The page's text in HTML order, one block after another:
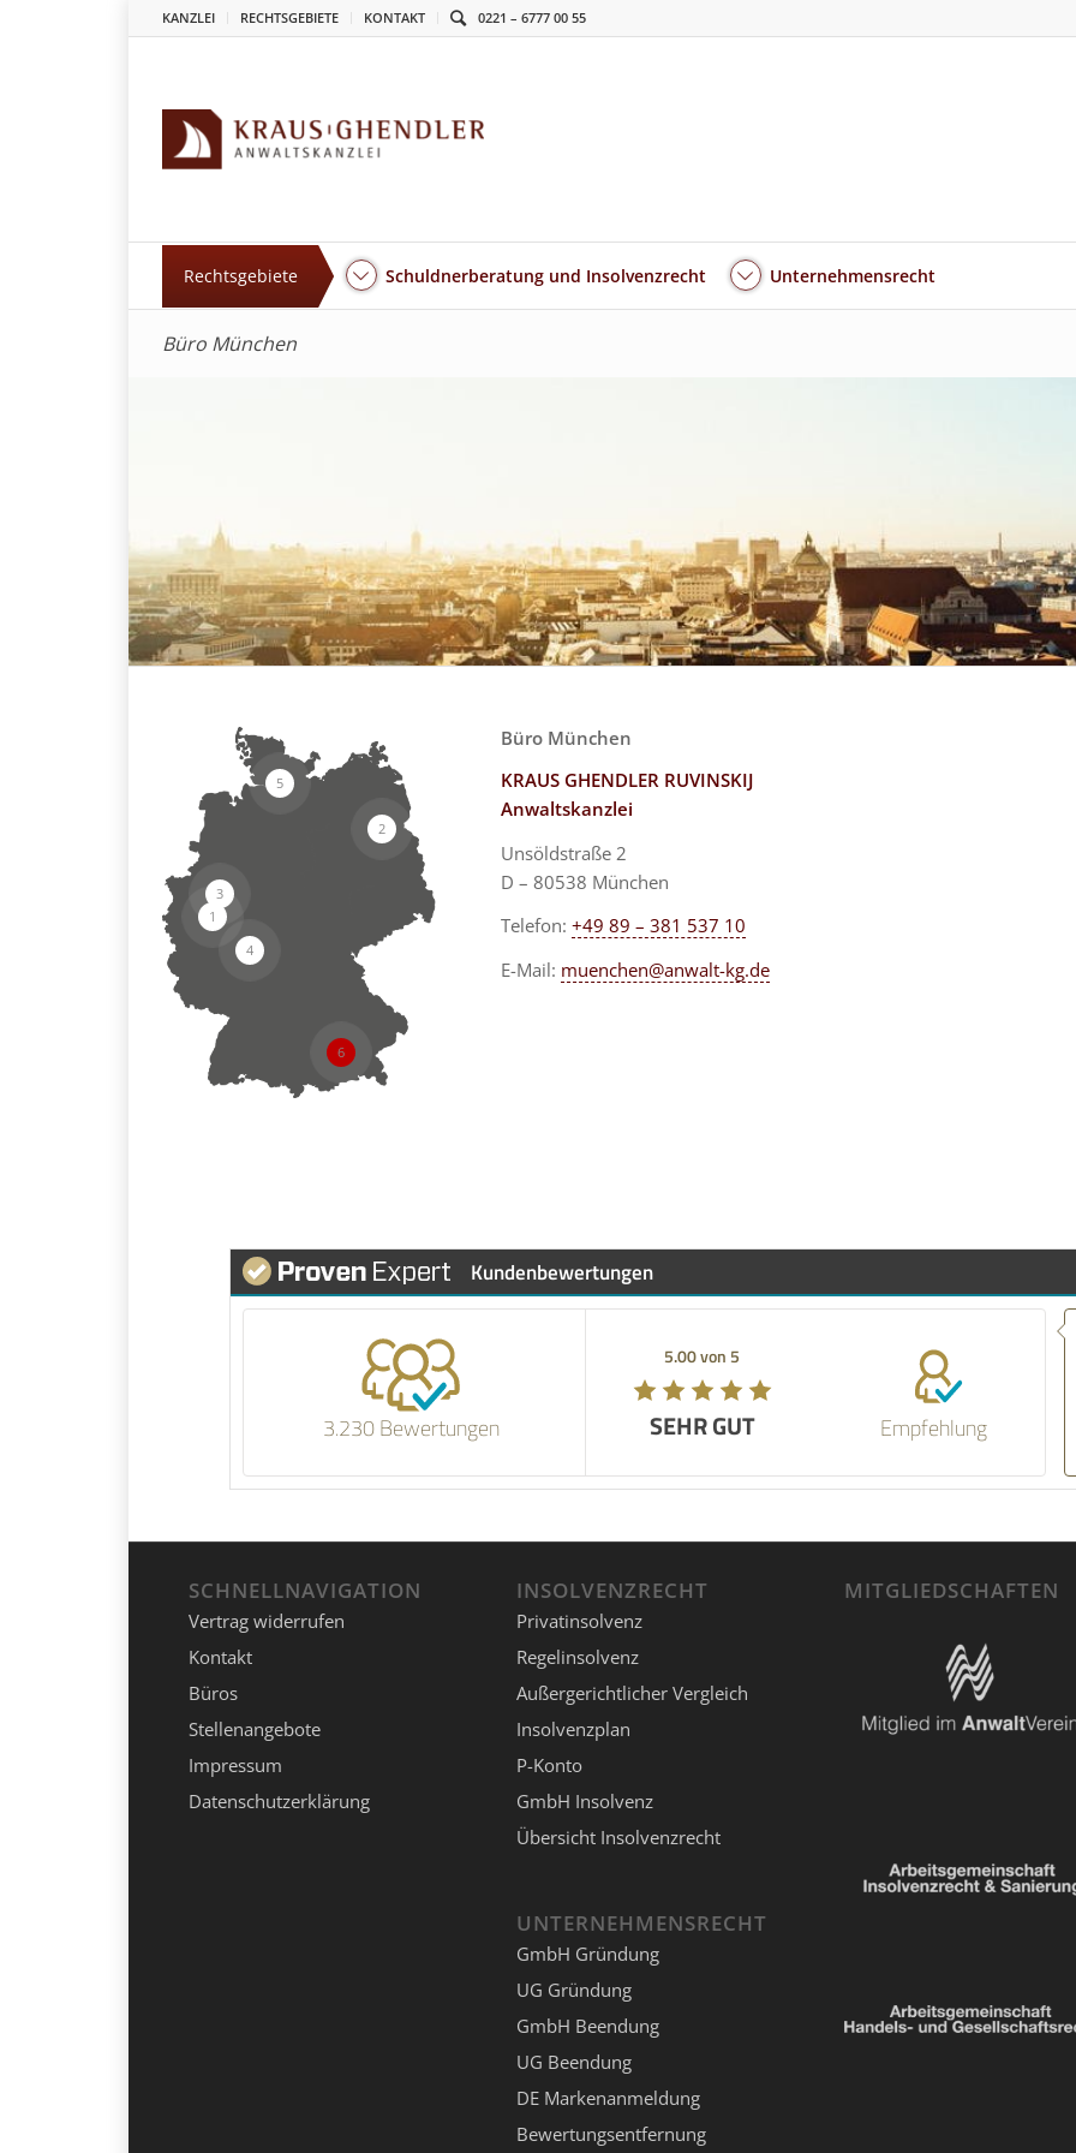
KANZLEI RECHTSGEBIETE KONTAKT 0221 – 6777 00 55
Rechtsgebiete Schuldnerberatung und Insolvenzrecht Unternehmensrecht
Büro München
1
2
3
4
5
6
Büro München
KRAUS GHENDLER RUVINSKIJ
Anwaltskanzlei
Unsöldstraße 2
D – 80538 München
Telefon:+49 89 – 381 537 10
E-Mail: muenchen@anwalt-kg.de
Kundenbewertungen
3.230 Bewertungen
5.00 von 5
SEHR GUT SEHR GUTEmpfehlung
give him
someone
SCHNELLNAVIGATION
Vertrag widerrufen
Kontakt
Büros
Stellenangebote
Impressum
Datenschutzerklärung
INSOLVENZRECHT
Privatinsolvenz
Regelinsolvenz
Außergerichtlicher Vergleich
Insolvenzplan
P-Konto
GmbH Insolvenz
Übersicht Insolvenzrecht
UNTERNEHMENSRECHT
GmbH Gründung
UG Gründung
GmbH Beendung
UG Beendung
DE Markenanmeldung
Bewertungsentfernung
MITGLIEDSCHAFTEN